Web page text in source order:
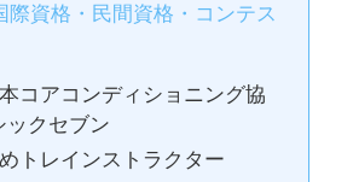
際資格・民間資格・コンテス
コアコンディショニング協
ックセブン
トレインストラクター